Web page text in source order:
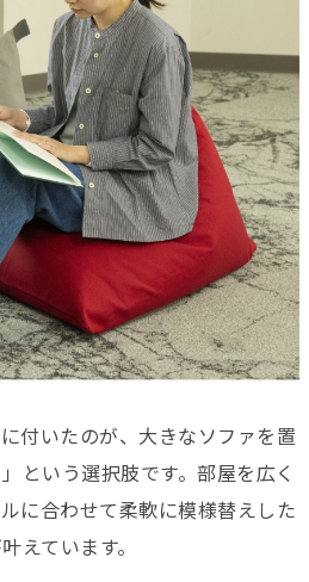
付いたのが、大きなソファを置
という選択肢です。部屋を広く
に合わせて柔軟に模様替えした
えています。